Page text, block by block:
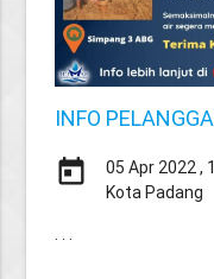
INFO
today
05 Apr 2022 ,
Kota Padang
. . .